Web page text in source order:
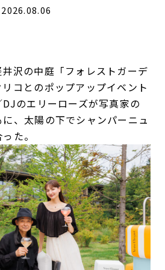
2026.08.06
沢の中庭「フォレストガーデ
コとのポップアップイベント
のエリーローズが写真家の
、太陽の下でシャンパーニュ
た。